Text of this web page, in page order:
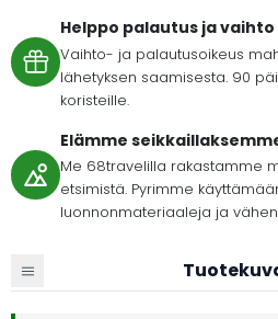
Helppo palautus ja vaihto
Vaihto- ja palautusoikeus
lähetyksen saamisesta. 90
koristeille.
Elämme
Me 68travelilla rakastamme
etsimistä. Pyrimme
luonnonmateriaaleja ja